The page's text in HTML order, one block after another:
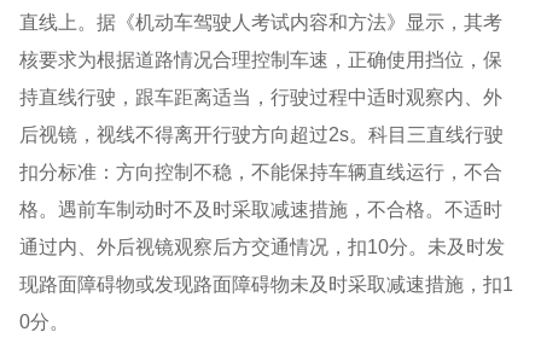
直线上。据《机动车驾驶人考试内容和方法》显示，其考
核要求为根据道路情况合理控制车速，正确使用挡位，保
持直线行驶，跟车距离适当，行驶过程中适时观察内、外
后视镜，视线不得离开行驶方向超过2s。科目三直线行驶
扣分标准：方向控制不稳，不能保持车辆直线运行，不合
格。遇前车制动时不及时采取减速措施，不合格。不适时
通过内、外后视镜观察后方交通情况，扣10分。未及时发
现路面障碍物或发现路面障碍物未及时采取减速措施，扣1
0分。